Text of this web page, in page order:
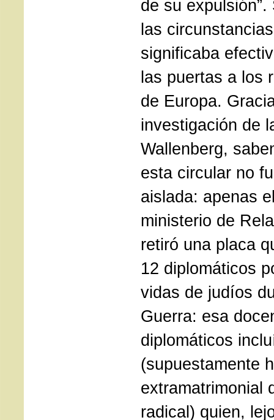
de su
las
significaba
las puertas a los
de Europa.
investigación de
Wallenberg,
esta circular no
aislada: apenas
ministerio de
retiró una placa
12 diplomáticos
vidas de judíos
Guerra: esa
diplomáticos
(supuestamente
extramatrimonial
radical) quien,